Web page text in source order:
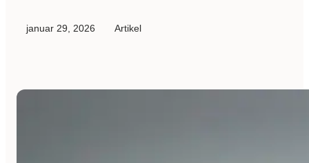
januar 29, 2026 Artikel